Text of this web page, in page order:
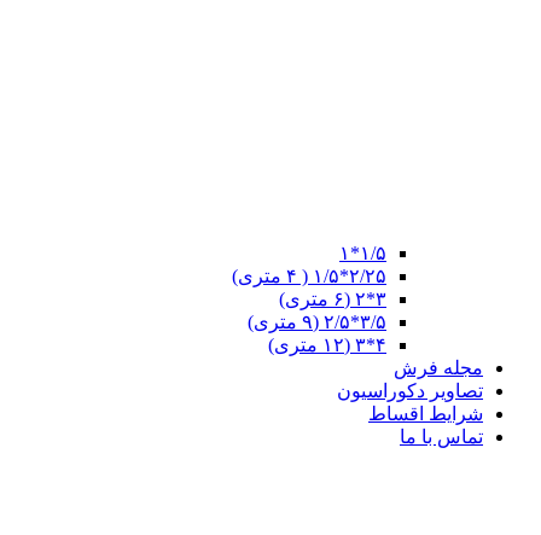
۱/۵*۱
۲/۲۵*۱/۵ ( ۴ متری)
۳*۲ (۶ متری)
۳/۵*۲/۵ (۹ متری)
مجله فرش
تصاویر دکوراسیون
شرایط اقساط
تماس با ما